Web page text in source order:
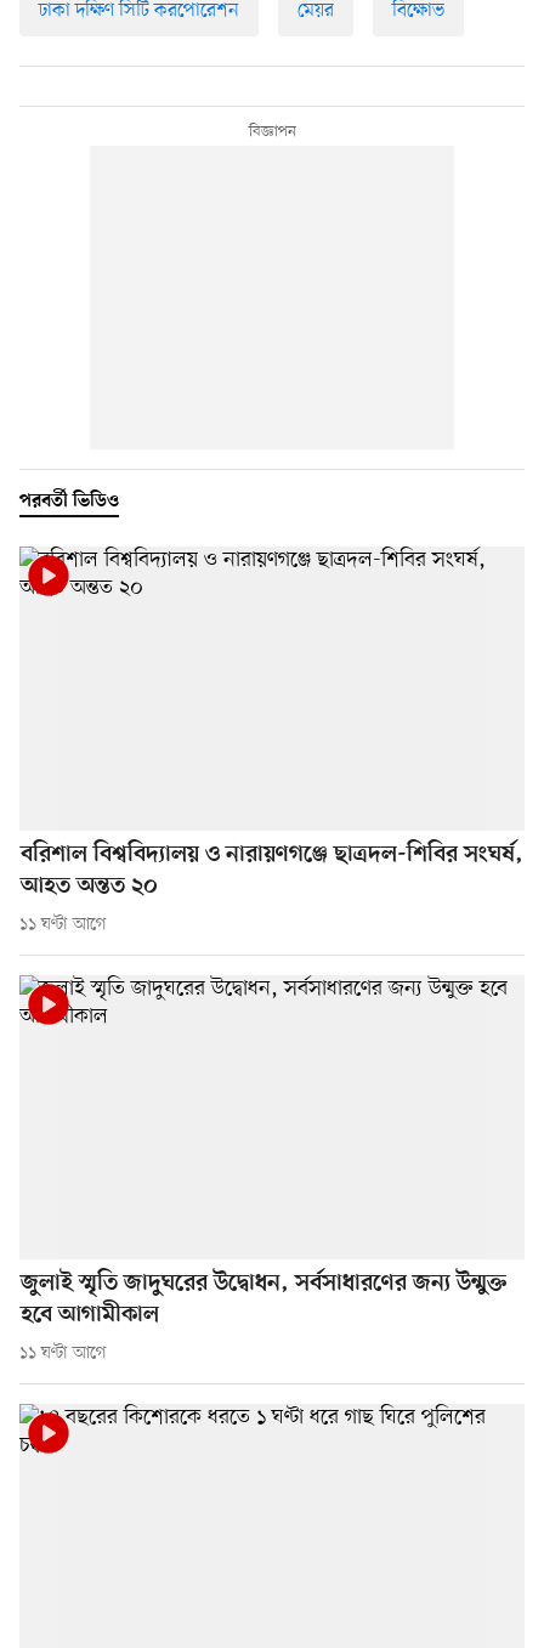
ঢাকা দক্ষিণ সিটি করপোরেশন মেয়র বিক্ষোভ
পরবর্তী ভিডিও
বরিশাল বিশ্ববিদ্যালয় ও নারায়ণগঞ্জে ছাত্রদল-শিবির সংঘর্ষ,
আহত অন্তত ২০
১১ ঘণ্টা আগে
জুলাই স্মৃতি জাদুঘরের উদ্বোধন, সর্বসাধারণের জন্য উন্মুক্ত
হবে আগামীকাল
১১ ঘণ্টা আগে